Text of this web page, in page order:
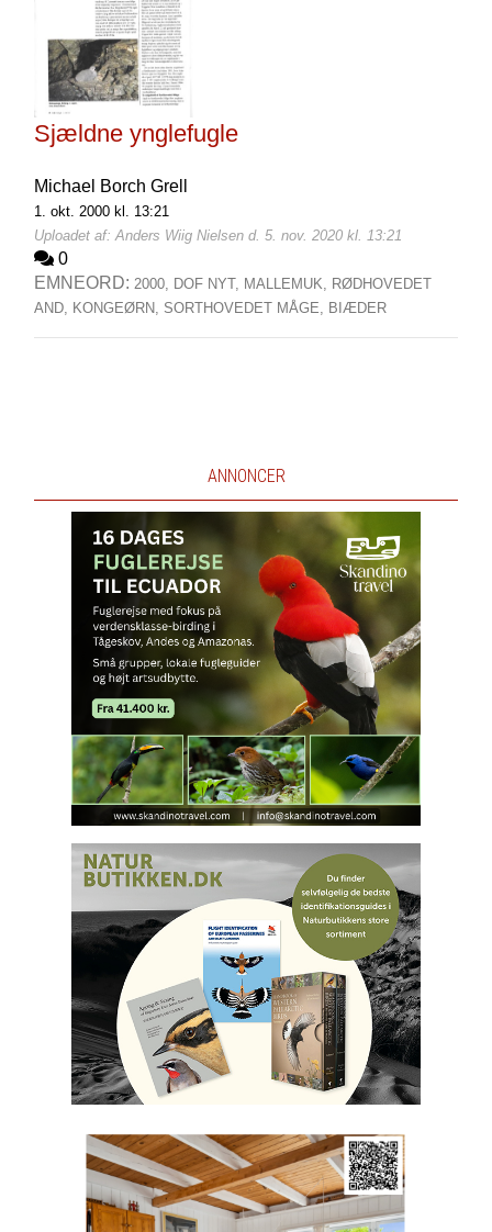
Sjældne ynglefugle
Michael Borch Grell
1. okt. 2000 kl. 13:21
Uploadet af: Anders Wiig Nielsen d. 5. nov. 2020 kl. 13:21
0
EMNEORD: 2000, DOF NYT, MALLEMUK, RØDHOVEDET
AND, KONGEØRN, SORTHOVEDET MÅGE, BIÆDER
ANNONCER